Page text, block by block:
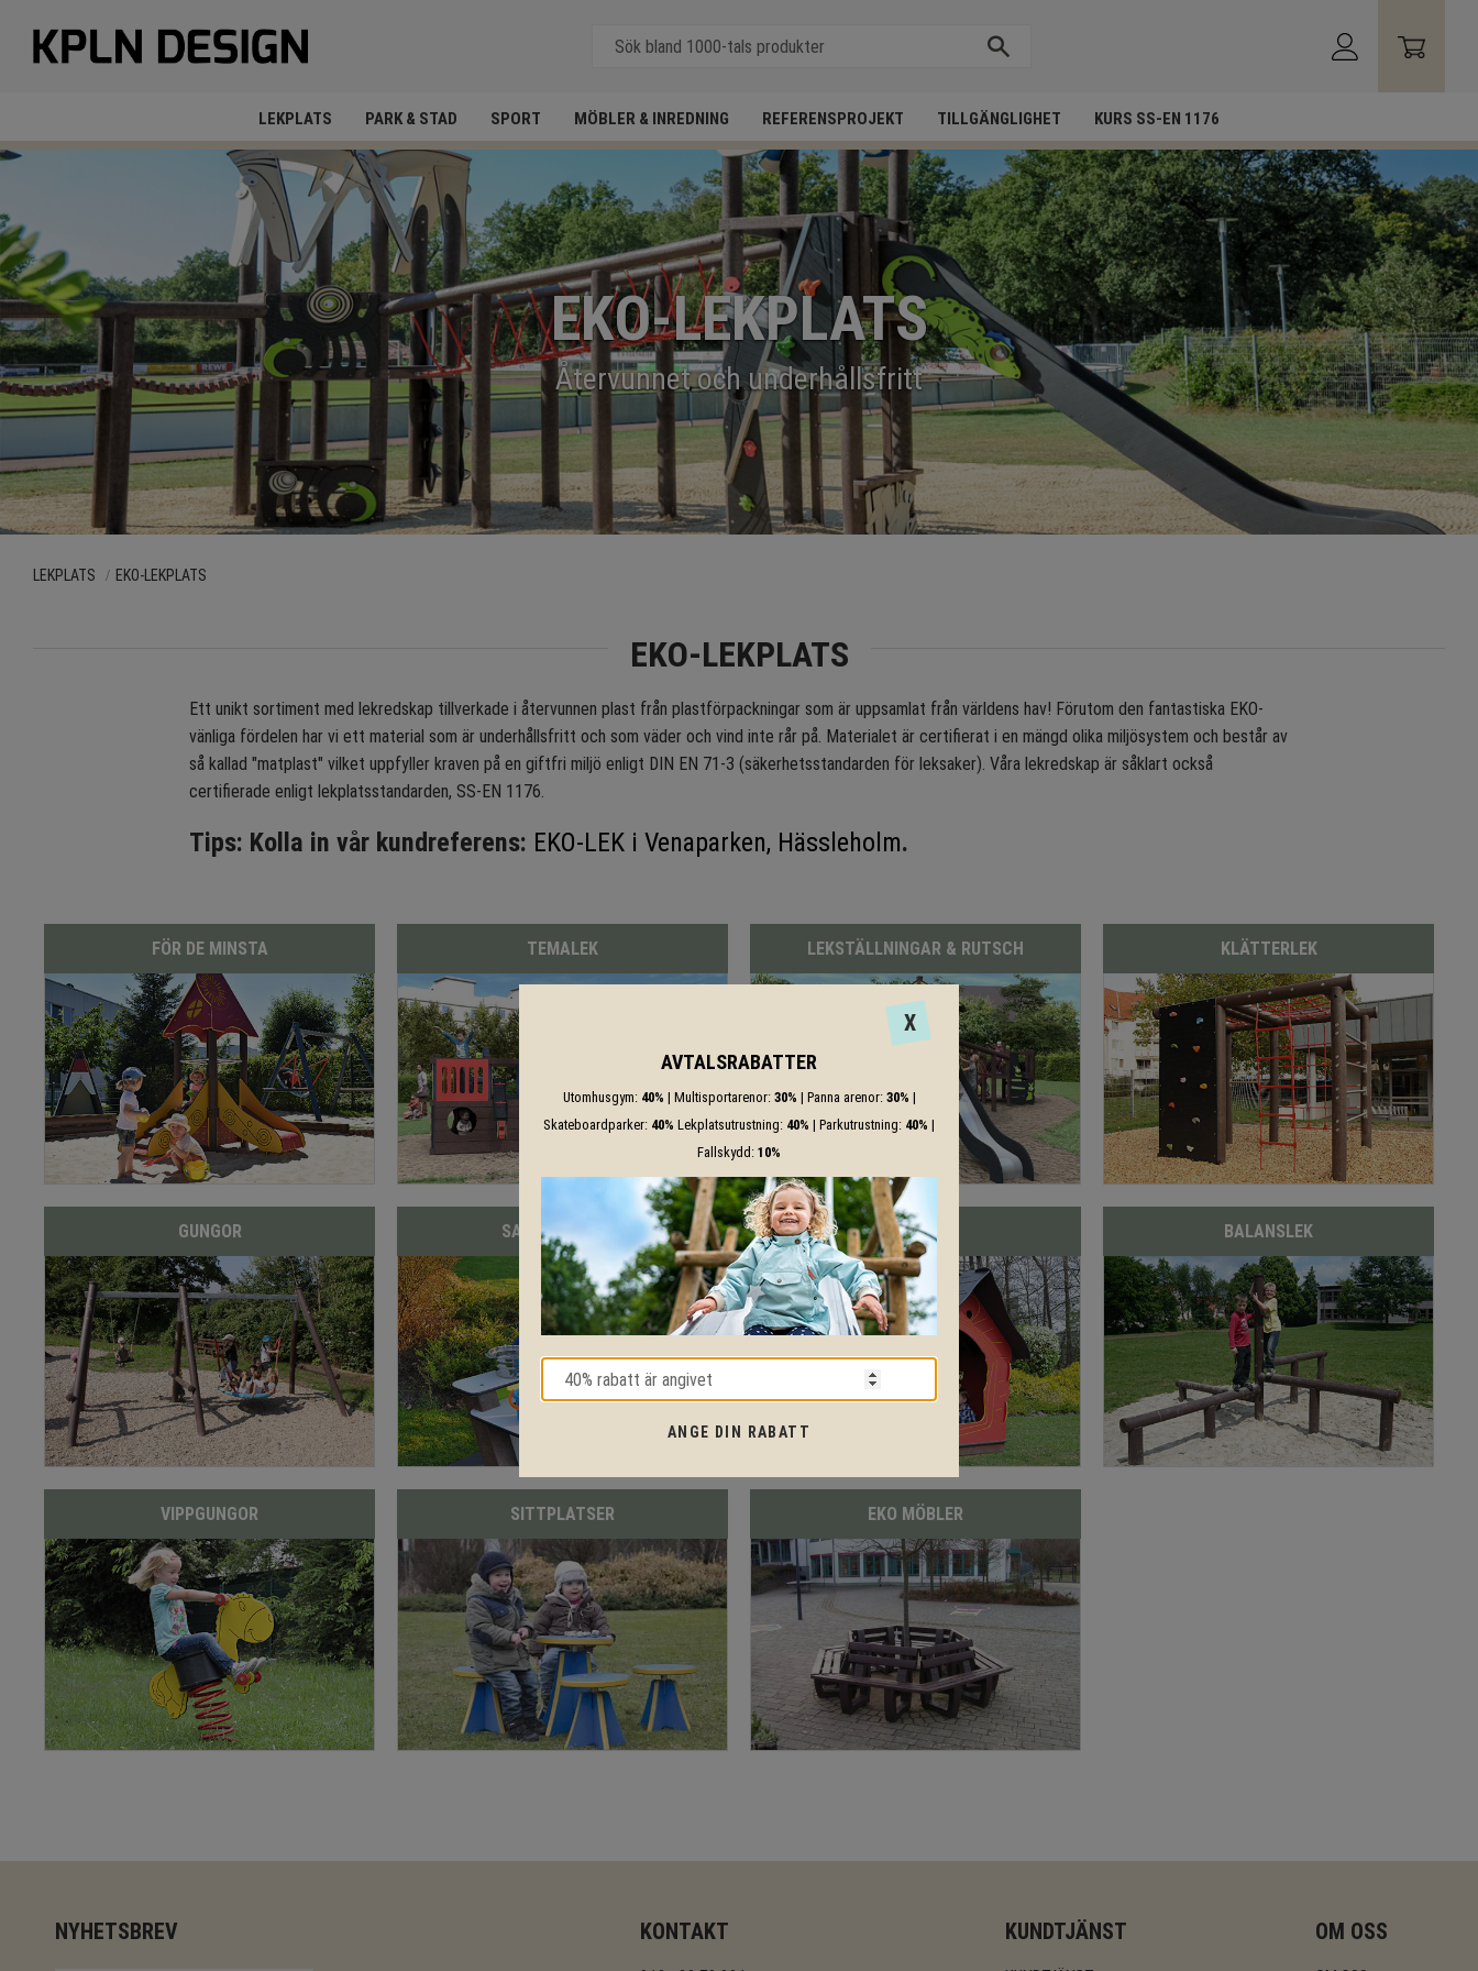
LEKPLATS PARK & STAD SPORT MÖBLER & INREDNING REFERENSPROJEKT TILLGÄNGLIGHET KURS SS-EN 1176
LEKPLATS EKO-LEKPLATS
EKO-LEKPLATS
Återvunnet och underhållsfritt
EKO-LEKPLATS
Ett unikt sortiment med lekredskap tillverkade i återvunnen plast från plastförpackningar som är uppsamlat från världens hav! Förutom den fantastiska EKO-
vänliga fördelen har vi ett material som är underhållsfritt och som väder och vind inte rår på. Materialet är certifierat i en mängd olika miljösystem och består av
så kallad "matplast" vilket uppfyller kraven på en giftfri miljö enligt DIN EN 71-3 (säkerhetsstandarden för leksaker). Våra lekredskap är såklart också
certifierade enligt lekplatsstandarden, SS-EN 1176.
Tips: Kolla in vår kundreferens: EKO-LEK i Venaparken, Hässleholm.
FÖR DE MINSTA TEMALEK LEKSTÄLLNINGAR & RUTSCH KLÄTTERLEK
GUNGOR SAND & VATTEN LEKHUS BALANSLEK
VIPPGUNGOR SITTPLATSER EKO MÖBLER
NYHETSBREV KONTAKT KUNDTJÄNST OM OSS
X
AVTALSRABATTER
Utomhusgym: 40% | Multisportarenor: 30% | Panna arenor: 30% |
Skateboardparker: 40% Lekplatsutrustning: 40% | Parkutrustning: 40% |
Fallskydd: 10%
ANGE DIN RABATT